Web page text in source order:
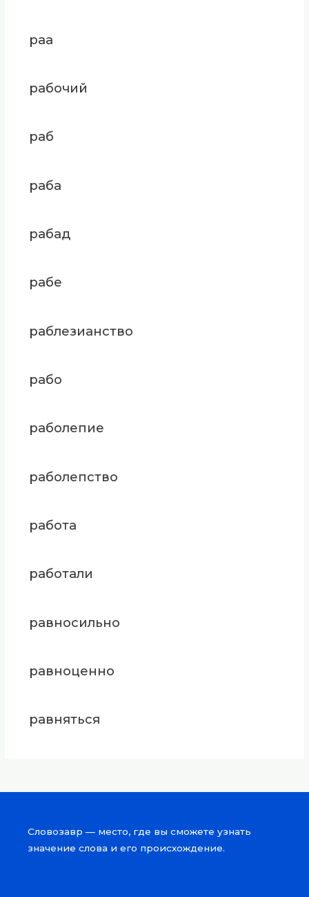
раа
рабочий
раб
раба
рабад
рабе
раблезианство
рабо
раболепие
раболепство
работа
работали
равносильно
равноценно
равняться
Словозавр — место, где вы сможете узнать
значение слова и его происхождение.